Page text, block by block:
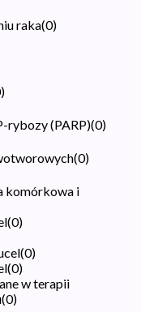
raka(0)
)
rybozy (PARP)(0)
(0)
komórkowa i
(0)
(0)
(0)
w terapii
(0)